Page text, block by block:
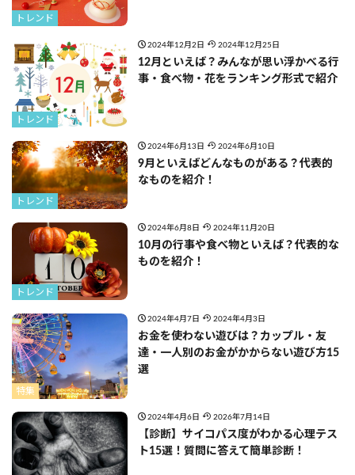
トレンド
トレンド
2024年12月2日 2024年12月25日
12月といえば？みんなが思い浮かべる行
事・食べ物・花をランキング形式で紹介
トレンド
2024年6月13日 2024年6月10日
9月といえばどんなものがある？代表的
なものを紹介！
トレンド
2024年6月8日 2024年11月20日
10月の行事や食べ物といえば？代表的な
ものを紹介！
特集
2024年4月7日 2024年4月3日
お金を使わない遊びは？カップル・友
達・一人別のお金がかからない遊び方15
選
2024年4月6日 2026年7月14日
【診断】サイコパス度がわかる心理テス
ト15選！質問に答えて簡単診断！